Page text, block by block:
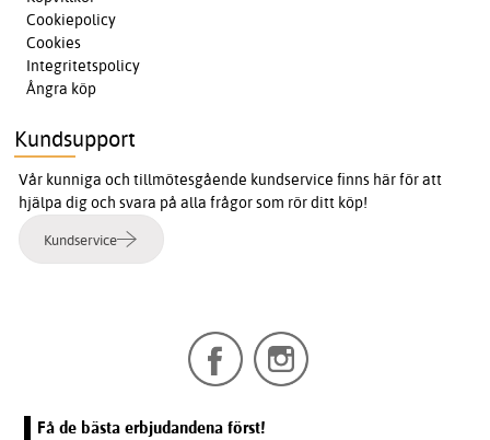
Cookiepolicy
Cookies
Integritetspolicy
Ångra köp
Kundsupport
Vår kunniga och tillmötesgående kundservice finns här för att
hjälpa dig och svara på alla frågor som rör ditt köp!
Kundservice
Få de bästa erbjudandena först!